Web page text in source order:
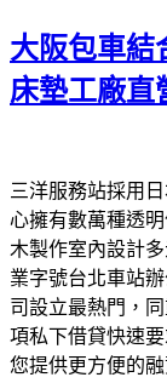
期:
大阪包車結
床墊工廠直
三洋服務站採用
心擁有數萬種透
木製作室內設計
業字號台北車站
司設立最熱門，
項私下借貸快速
您提供更方便的